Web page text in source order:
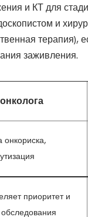
и КТ для
и
терапия),
заживления.
онкориска,
приоритет и